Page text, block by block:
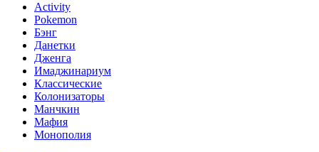
Activity
Pokemon
Бэнг
Данетки
Дженга
Имаджинариум
Классические
Колонизаторы
Манчкин
Мафия
Монополия